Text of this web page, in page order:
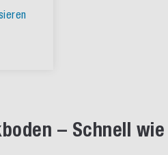
– Schnell